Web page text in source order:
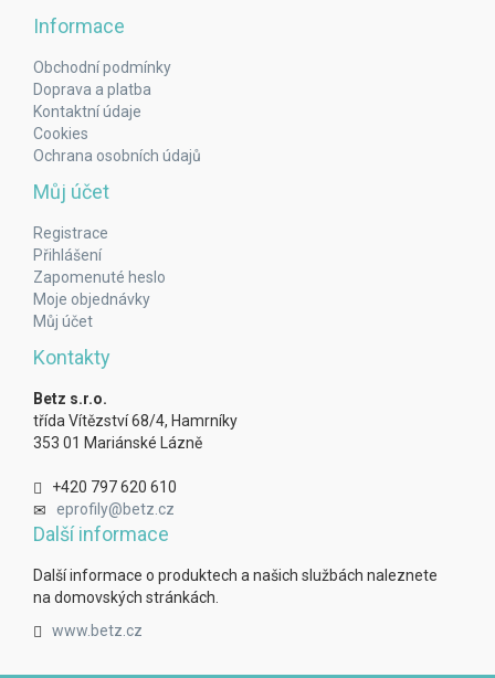
Informace
Obchodní podmínky
Doprava a platba
Kontaktní údaje
Cookies
Ochrana osobních údajů
Můj účet
Registrace
Přihlášení
Zapomenuté heslo
Moje objednávky
Můj účet
Kontakty
Betz s.r.o.
třída Vítězství 68/4, Hamrníky
353 01 Mariánské Lázně
+420 797 620 610
eprofily@betz.cz
Další informace
Další informace o produktech a našich službách naleznete
na domovských stránkách.
www.betz.cz